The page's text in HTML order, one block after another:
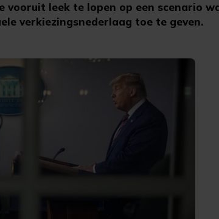
vooruit leek te lopen op een scenario
verkiezingsnederlaag toe te geven.